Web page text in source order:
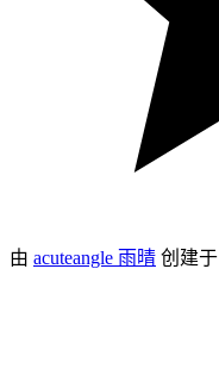
由 acuteangle 雨晴 创建于